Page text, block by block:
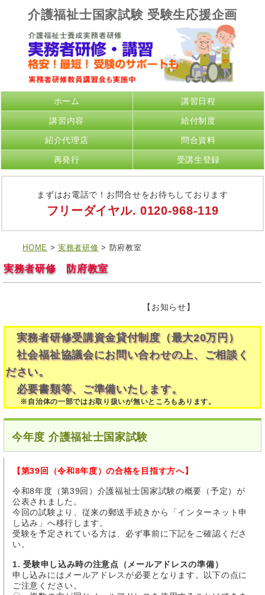
介護福祉士国家試験 受験生応援企画
ホーム 講習日程
講習内容 給付制度
紹介代理店 問合資料
再発行 受講生登録
まずはお電話で！お問合せをお待ちしております
フリーダイヤル. 0120-968-119
HOME >実務者研修 > 防府教室
実務者研修 防府教室
【お知らせ】
実務者研修受講資金貸付制度（最大20万円）
社会福祉協議会にお問い合わせの上、ご相談く
ださい。
必要書類等、ご準備いたします。
※自治体の一部ではお取り扱いが無いところもあります。
今年度 介護福祉士国家試験
【第39回（令和8年度）の合格を目指す方へ】
令和8年度（第39回）介護福祉士国家試験の概要（予定）が
公表されました。
今回の試験より、従来の郵送手続きから「インターネット申
し込み」へ移行します。
受験を予定されている方は、必ず事前に下記をご確認くださ
い。
1. 受験申し込み時の注意点（メールアドレスの準備）
申し込みにはメールアドレスが必要となります。以下の点に
ご注意ください。